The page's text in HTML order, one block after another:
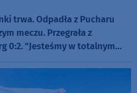
trwa. Odpadła z Pucharu
meczu. Przegrała z
0:2. "Jesteśmy w totalnym